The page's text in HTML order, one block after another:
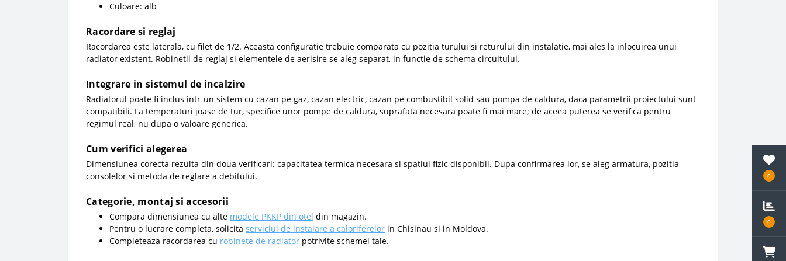
0
0
Culoare: alb
Racordare si reglaj
Racordarea este laterala, cu filet de 1/2. Aceasta configuratie trebuie comparata cu pozitia turului si returului din instalatie, mai ales la inlocuirea unui
radiator existent. Robinetii de reglaj si elementele de aerisire se aleg separat, in functie de schema circuitului.
Integrare in sistemul de incalzire
Radiatorul poate fi inclus intr-un sistem cu cazan pe gaz, cazan electric, cazan pe combustibil solid sau pompa de caldura, daca parametrii proiectului sunt
compatibili. La temperaturi joase de tur, specifice unor pompe de caldura, suprafata necesara poate fi mai mare; de aceea puterea se verifica pentru
regimul real, nu dupa o valoare generica.
Cum verifici alegerea
Dimensiunea corecta rezulta din doua verificari: capacitatea termica necesara si spatiul fizic disponibil. Dupa confirmarea lor, se aleg armatura, pozitia
consolelor si metoda de reglare a debitului.
Categorie, montaj si accesorii
Compara dimensiunea cu alte modele PKKP din otel din magazin.
Pentru o lucrare completa, solicita serviciul de instalare a caloriferelor in Chisinau si in Moldova.
Completeaza racordarea cu robinete de radiator potrivite schemei tale.